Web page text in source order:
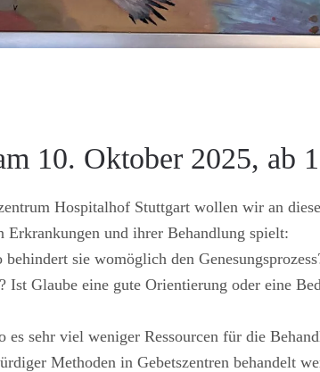
10. Oktober 2025, ab
Hospitalhof Stuttgart wollen wir an
und ihrer Behandlung spielt:
sie womöglich den
Ist Glaube eine gute Orientierung oder eine
sehr viel weniger Ressourcen für die
Methoden in Gebetszentren behandelt